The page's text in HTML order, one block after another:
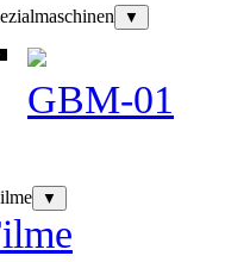
▼
GBM-01
▼